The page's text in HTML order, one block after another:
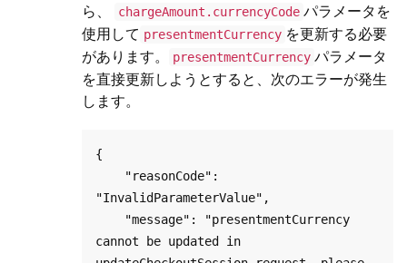
ら、
chargeAmount.currencyCode パラメータを
使用して presentmentCurrency を更新する必要
があります。
presentmentCurrency パラメータ
を直接更新しようとすると、次のエラーが発生
します。
{
"InvalidParameterValue",
cannot be updated in